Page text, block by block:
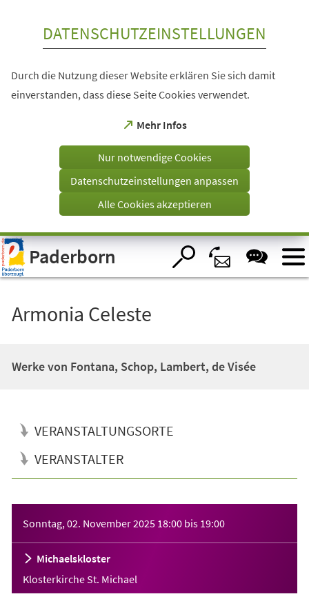
Visuelle
Assistenzsoftware
öffnen.
DATENSCHUTZEINSTELLUNGEN
Durch die Nutzung dieser Website erklären Sie sich damit
einverstanden, dass diese Seite Cookies verwendet.
Mehr Infos
(Öffnet
einem
Tab)
Nur notwendige Cookies
Datenschutzeinstellungen anpassen
Alle Cookies akzeptieren
Paderborn
Armonia Celeste
Werke von Fontana, Schop, Lambert, de Visée
VERANSTALTUNGSORTE
VERANSTALTER
Sonntag, 02. November 2025 18:00 bis 19:00
Michaelskloster
Klosterkirche St. Michael